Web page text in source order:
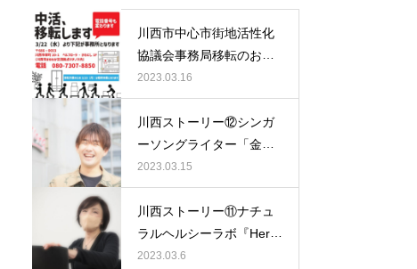
川西市中心市街地活性化
協議会事務局移転のお知
らせ
2023.03.16
川西ストーリー⑫シンガ
ーソングライター「金
島 準一郎(かなしま じ
ゅんいちろう)さん」
2023.03.15
川西ストーリー⑪ナチュ
ラルヘルシーラボ『Herb
al Holly』「乾 雅美（いぬ
2023.03.6